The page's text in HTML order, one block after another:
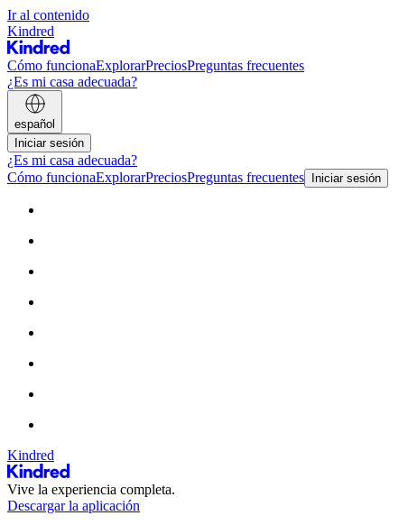
Ir al contenido
Kindred
Cómo funcionaExplorarPreciosPreguntas frecuentes
¿Es mi casa adecuada?
español
Iniciar sesión
¿Es mi casa adecuada?
Cómo funcionaExplorarPreciosPreguntas frecuentes Iniciar sesión
Kindred
Vive la experiencia completa.
Descargar la aplicación